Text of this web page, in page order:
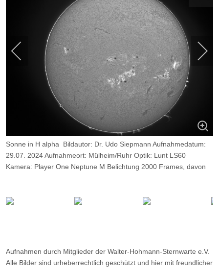
Sonne in H alpha Bildautor: Dr. Udo Siepmann Aufnahmedatum:
29.07. 2024 Aufnahmeort: Mülheim/Ruhr Optik: Lunt LS60
Kamera: Player One Neptune M Belichtung 2000 Frames, davon
Aufnahmen durch Mitglieder der Walter-Hohmann-Sternwarte e.V.
Alle Bilder sind urheberrechtlich geschützt und hier mit freundlicher